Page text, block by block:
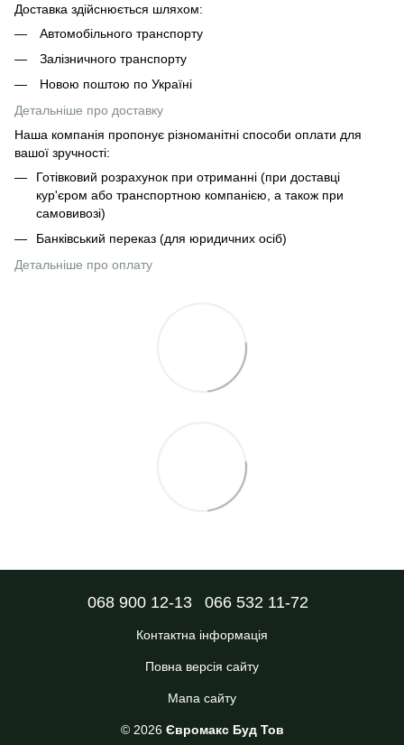
Доставка здійснюється шляхом:
Автомобільного транспорту
Залізничного транспорту
Новою поштою по Україні
Детальніше про доставку
Наша компанія пропонує різноманітні способи оплати для
вашої зручності:
Готівковий розрахунок при отриманні (при доставці
кур'єром або транспортною компанією, а також при
самовивозі)
Банківський переказ (для юридичних осіб)
Детальніше про оплату
068 900 12-13 066 532 11-72
Контактна інформація
Повна версія сайту
Мапа сайту
© 2026 Євромакс Буд Тов